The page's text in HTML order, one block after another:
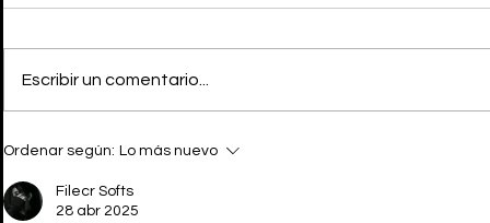
pasa al arte comisariando
una exposición en el
MOMA
Escribir un comentario...
Ordenar según: Lo más nuevo
Filecr Softs
28 abr 2025